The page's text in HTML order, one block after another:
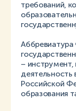
требований,
– инструмент,
деятельность
Российской
образования